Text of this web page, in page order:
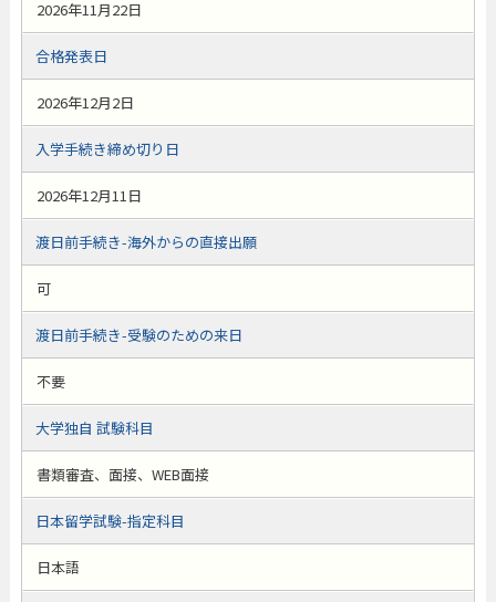
2026年11月22日
合格発表日
2026年12月2日
入学手続き締め切り日
2026年12月11日
渡日前手続き-海外からの直接出願
可
渡日前手続き-受験のための来日
不要
大学独自 試験科目
書類審査、面接、WEB面接
日本留学試験-指定科目
日本語